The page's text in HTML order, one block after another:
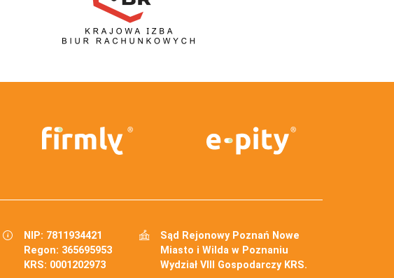
NIP: 7811934421
Regon: 365695953
KRS: 0001202973
Sąd Rejonowy Poznań Nowe
Miasto i Wilda w Poznaniu
Wydział VIII Gospodarczy KRS.